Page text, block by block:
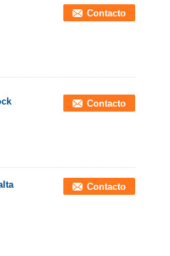
Contacto
Contacto
Contacto